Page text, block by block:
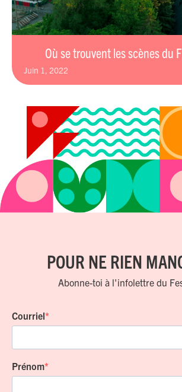
Où se trouvent les scènes du
juin 1, 2022
POUR NE RIEN
Abonne-toi à l'infolettre du
Courriel
Prénom